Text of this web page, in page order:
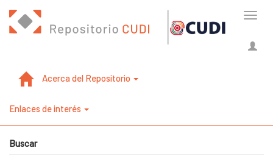
Acerca del Repositorio
Enlaces de interés
Buscar